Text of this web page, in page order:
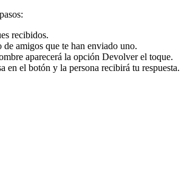
recibidos.
de amigos que te han enviado uno.
aparecerá la opción Devolver el toque.
en el botón y la persona recibirá tu respuesta.